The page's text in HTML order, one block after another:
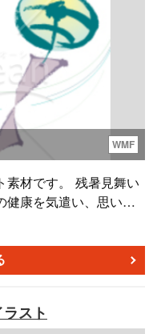
WMF
素材です。 残暑見舞い
健康を気遣い、思いや
は立秋（8月初旬）か
スト